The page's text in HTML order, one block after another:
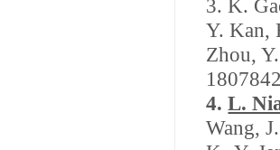
3.K.
Y. Kan,
Zhou,
4.L.
Wang,